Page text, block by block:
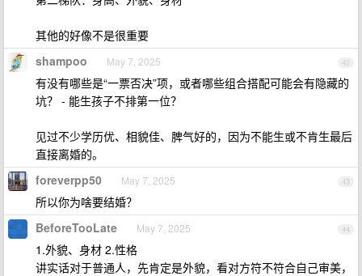
其他的好像不是很重要
42
shampoo May 7, 2025
有没有哪些是“一票否决”项，或者哪些组合搭配可能会有隐藏的
坑？ - 能生孩子不排第一位？
见过不少学历优、相貌佳、脾气好的，因为不能生或不肯生最后
直接离婚的。
43
foreverpp50 May 7, 2025
所以你为啥要结婚？
44
BeforeTooLate May 7, 2025
1.外貌、身材 2.性格
讲实话对于普通人，先肯定是外貌，看对方符不符合自己审美，